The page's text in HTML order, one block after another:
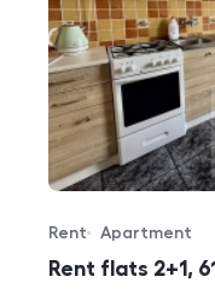
Rent flats 2+1,
Offer type
Rent
Property type
Apartment